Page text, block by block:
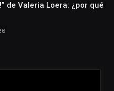
de Valeria Loera: ¿por qué